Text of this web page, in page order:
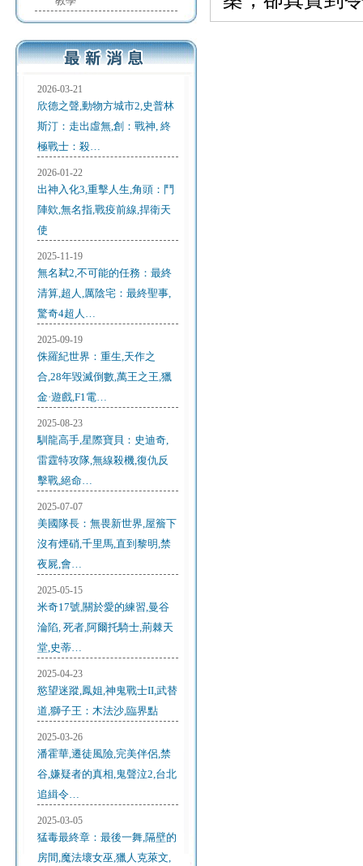
2026-03-21
欣德之聲,動物方城市2,史普林
斯汀：走出虛無,創：戰神, 終
極戰士：殺…
2026-01-22
出神入化3,重擊人生,角頭：鬥
陣欸,無名指,戰疫前線,捍衛天
使
2025-11-19
無名弒2,不可能的任務：最終
清算,超人,厲陰宅：最終聖事,
驚奇4超人…
2025-09-19
侏羅紀世界：重生,天作之
合,28年毀滅倒數,萬王之王,獵
金·遊戲,F1電…
2025-08-23
馴龍高手,星際寶貝：史迪奇,
雷霆特攻隊,無線殺機,復仇反
擊戰,絕命…
2025-07-07
美國隊長：無畏新世界,屋簷下
沒有煙硝,千里馬,直到黎明,禁
夜屍,會…
2025-05-15
米奇17號,關於愛的練習,曼谷
淪陷, 死者,阿爾托騎士,荊棘天
堂,史蒂…
2025-04-23
慾望迷蹤,鳳姐,神鬼戰士II,武替
道,獅子王：木法沙,臨界點
2025-03-26
潘霍華,遷徒風險,完美伴侶,禁
谷,嫌疑者的真相,鬼聲泣2,台北
追緝令…
2025-03-05
猛毒最終章：最後一舞,隔壁的
房間,魔法壞女巫,獵人克萊文,